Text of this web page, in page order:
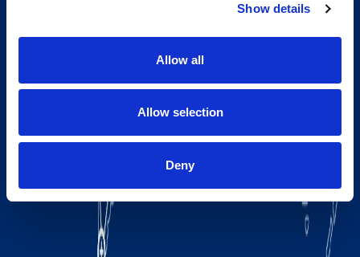
Show details
Allow all
Allow selection
Deny